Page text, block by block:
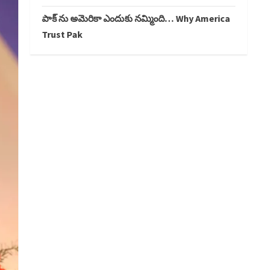
పాక్ ను అమెరికా ఎందుకు నమ్మింది… Why America
Trust Pak